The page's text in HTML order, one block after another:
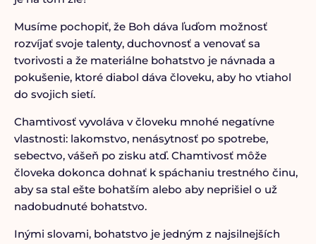
Musíme pochopiť, že Boh dáva ľuďom možnosť
rozvíjať svoje talenty, duchovnosť a venovať sa
tvorivosti a že materiálne bohatstvo je návnada a
pokušenie, ktoré diabol dáva človeku, aby ho vtiahol
do svojich sietí.
Chamtivosť vyvoláva v človeku mnohé negatívne
vlastnosti: lakomstvo, nenásytnosť po spotrebe,
sebectvo, vášeň po zisku atď. Chamtivosť môže
človeka dokonca dohnať k spáchaniu trestného činu,
aby sa stal ešte bohatším alebo aby neprišiel o už
nadobudnuté bohatstvo.
Inými slovami, bohatstvo je jedným z najsilnejších